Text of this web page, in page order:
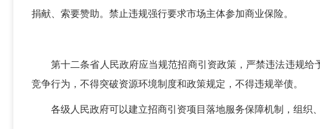
捐献、索要赞助。禁止违规强行要求市场主体参加商业保险。
第十二条省人民政府应当规范招商引资政策，严禁违法违规
竞争行为，不得突破资源环境制度和政策规定，不得违规举债。
各级人民政府可以建立招商引资项目落地服务保障机制，组织